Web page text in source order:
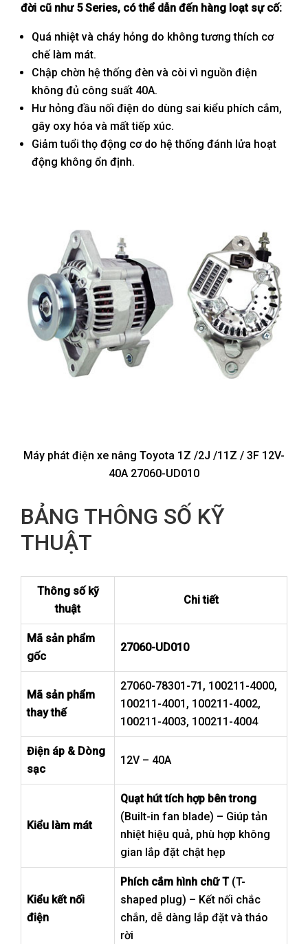
đời cũ như 5 Series, có thể dẫn đến hàng loạt sự cố:
Quá nhiệt và cháy hỏng do không tương thích cơ
chế làm mát.
Chập chờn hệ thống đèn và còi vì nguồn điện
không đủ công suất 40A.
Hư hỏng đầu nối điện do dùng sai kiểu phích cắm,
gây oxy hóa và mất tiếp xúc.
Giảm tuổi thọ động cơ do hệ thống đánh lửa hoạt
động không ổn định.
Máy phát điện xe nâng Toyota 1Z /2J /11Z / 3F 12V-
40A 27060-UD010
BẢNG THÔNG SỐ KỸ
THUẬT
Thông số kỹ
thuật
Chi tiết
Mã sản phẩm
gốc
27060-UD010
Mã sản phẩm
thay thế
27060-78301-71, 100211-4000,
100211-4001, 100211-4002,
100211-4003, 100211-4004
Điện áp & Dòng
sạc
12V – 40A
Kiểu làm mát
Quạt hút tích hợp bên trong
(Built-in fan blade) – Giúp tản
nhiệt hiệu quả, phù hợp không
gian lắp đặt chật hẹp
Kiểu kết nối
điện
Phích cắm hình chữ T(T-
shaped plug) – Kết nối chắc
chắn, dễ dàng lắp đặt và tháo
rời